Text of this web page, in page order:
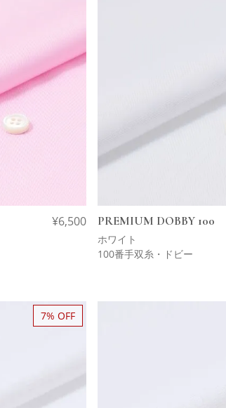
¥6,500 PREMIUM DOBBY 100
ホワイト
100番手双糸・ドビー
7% OFF